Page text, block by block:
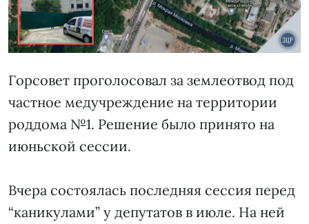
Горсовет проголосовал за землеотвод под
частное медучреждение на территории
роддома №1. Решение было принято на
июньской сессии.
Вчера состоялась последняя сессия перед
“каникулами” у депутатов в июле. На ней